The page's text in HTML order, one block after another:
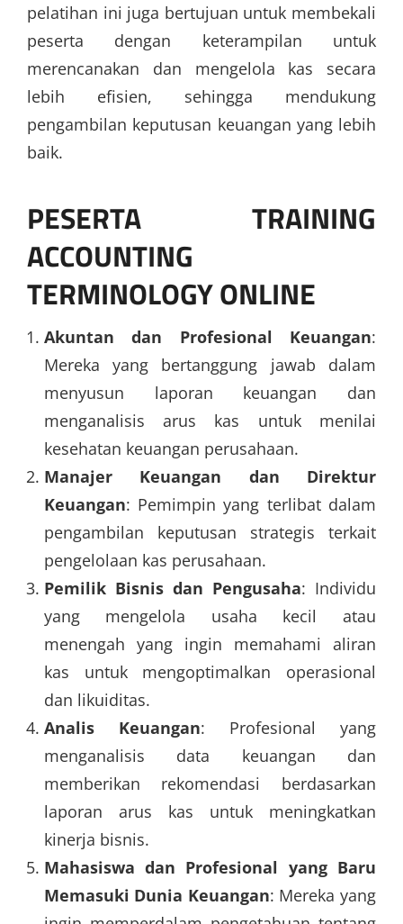
pelatihan ini juga bertujuan untuk membekali
peserta dengan keterampilan untuk
merencanakan dan mengelola kas secara
lebih efisien, sehingga mendukung
pengambilan keputusan keuangan yang lebih
baik.
PESERTA TRAINING
ACCOUNTING
TERMINOLOGY ONLINE
Akuntan dan Profesional Keuangan:
Mereka yang bertanggung jawab dalam
menyusun laporan keuangan dan
menganalisis arus kas untuk menilai
kesehatan keuangan perusahaan.
Manajer Keuangan dan Direktur
Keuangan: Pemimpin yang terlibat dalam
pengambilan keputusan strategis terkait
pengelolaan kas perusahaan.
Pemilik Bisnis dan Pengusaha: Individu
yang mengelola usaha kecil atau
menengah yang ingin memahami aliran
kas untuk mengoptimalkan operasional
dan likuiditas.
Analis Keuangan: Profesional yang
menganalisis data keuangan dan
memberikan rekomendasi berdasarkan
laporan arus kas untuk meningkatkan
kinerja bisnis.
Mahasiswa dan Profesional yang Baru
Memasuki Dunia Keuangan: Mereka yang